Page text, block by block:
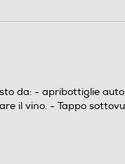
da: - apribottiglie
il vino. - Tappo